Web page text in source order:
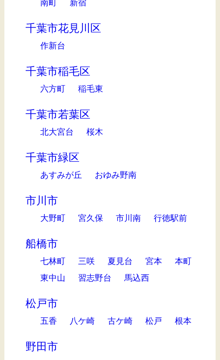
南町 新宿
千葉市花見川区
作新台
千葉市稲毛区
六方町 稲毛東
千葉市若葉区
北大宮台 桜木
千葉市緑区
あすみが丘 おゆみ野南
市川市
大野町 宮久保 市川南 行徳駅前
船橋市
七林町 三咲 夏見台 宮本
本町
東中山
習志野台 馬込西
松戸市
五香 八ケ崎 古ケ崎 松戸 根本
野田市